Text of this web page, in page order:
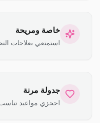
خاصة ومريحة
استمتعي بعلاجات
جدولة مرنة
احجزي مواعيد